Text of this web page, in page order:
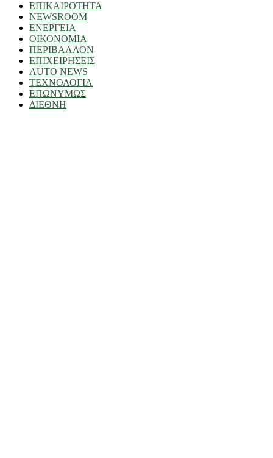
ΕΠΙΚΑΙΡΟΤΗΤΑ
NEWSROOM
ΕΝΕΡΓΕΙΑ
ΟΙΚΟΝΟΜΙΑ
ΠΕΡΙΒΑΛΛΟΝ
ΕΠΙΧΕΙΡΗΣΕΙΣ
AUTO NEWS
ΤΕΧΝΟΛΟΓΙΑ
ΕΠΩΝΥΜΩΣ
ΔΙΕΘΝΗ